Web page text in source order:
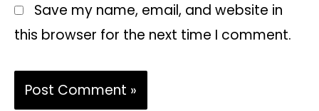
Save my name, email, and website in
this browser for the next time I comment.